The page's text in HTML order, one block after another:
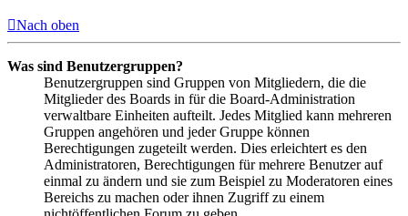
Nach oben
Was sind Benutzergruppen?
Benutzergruppen sind Gruppen von Mitgliedern, die die
Mitglieder des Boards in für die Board-Administration
verwaltbare Einheiten aufteilt. Jedes Mitglied kann mehreren
Gruppen angehören und jeder Gruppe können
Berechtigungen zugeteilt werden. Dies erleichtert es den
Administratoren, Berechtigungen für mehrere Benutzer auf
einmal zu ändern und sie zum Beispiel zu Moderatoren eines
Bereichs zu machen oder ihnen Zugriff zu einem